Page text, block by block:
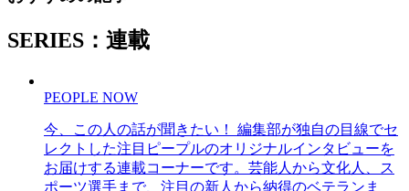
SERIES：連載
PEOPLE NOW
今、この人の話が聞きたい！ 編集部が独自の目線でセ
レクトした注目ピープルのオリジナルインタビューを
お届けする連載コーナーです。芸能人から文化人、ス
ポーツ選手まで、注目の新人から納得のベテランま